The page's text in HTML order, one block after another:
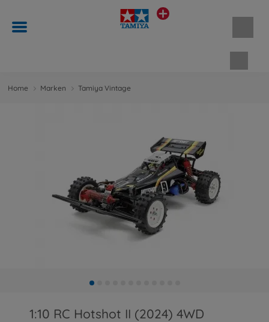
Home Marken Tamiya Vintage
1:10 RC Hotshot II (2024) 4WD